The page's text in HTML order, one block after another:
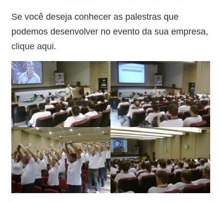
Se você deseja conhecer as palestras que
podemos desenvolver no evento da sua empresa,
clique aqui.